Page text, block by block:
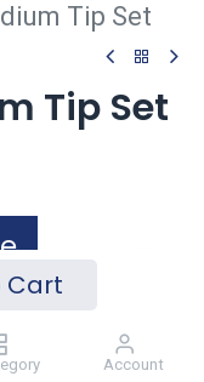
Account
Tip Set
Tip Set